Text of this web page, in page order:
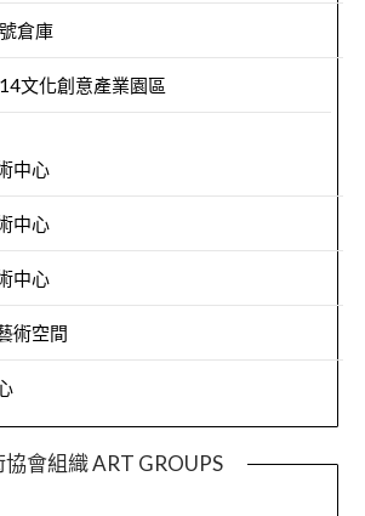
倉庫
文化創意產業園區
中心
中心
中心
術空間
協會組織 ART GROUPS